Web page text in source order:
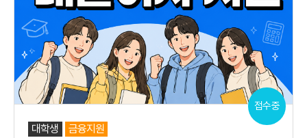
접수중
대학생 금융지원